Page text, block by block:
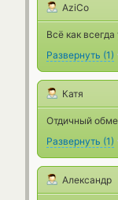
AziCo
Всё как
Развернуть (1)
Катя
Отдичный
Развернуть (1)
Александр